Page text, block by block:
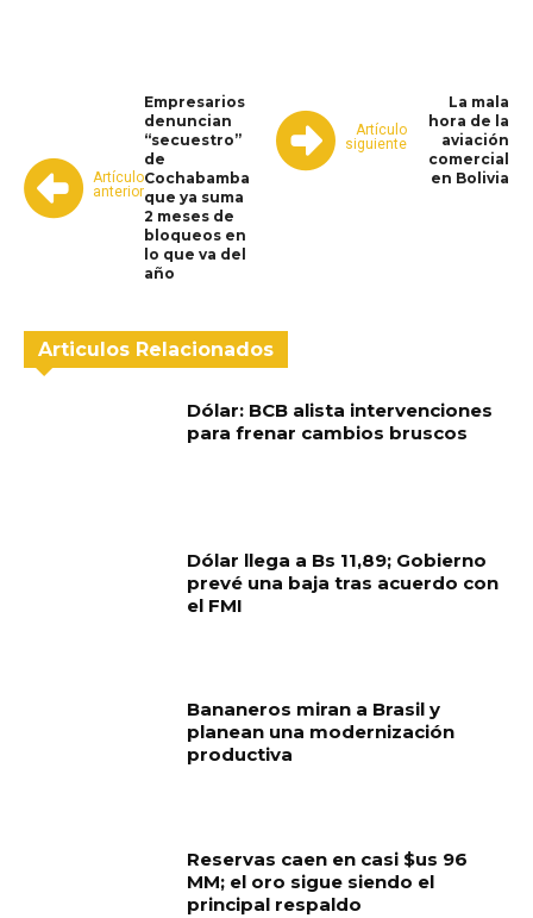
Artículo
anterior
Empresarios
denuncian
“secuestro”
de
Cochabamba
que ya suma
2 meses de
bloqueos en
lo que va del
año
Artículo
siguiente
La mala
hora de la
aviación
comercial
en Bolivia
Articulos Relacionados
Dólar: BCB alista intervenciones
para frenar cambios bruscos
Dólar llega a Bs 11,89; Gobierno
prevé una baja tras acuerdo con
el FMI
Bananeros miran a Brasil y
planean una modernización
productiva
Reservas caen en casi $us 96
MM; el oro sigue siendo el
principal respaldo